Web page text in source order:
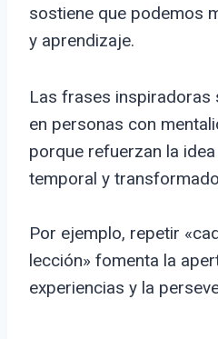
sostiene que podemos
y aprendizaje.
Las frases inspiradoras
en personas con
porque refuerzan la
temporal y
Por ejemplo, repetir
lección» fomenta la
experiencias y la